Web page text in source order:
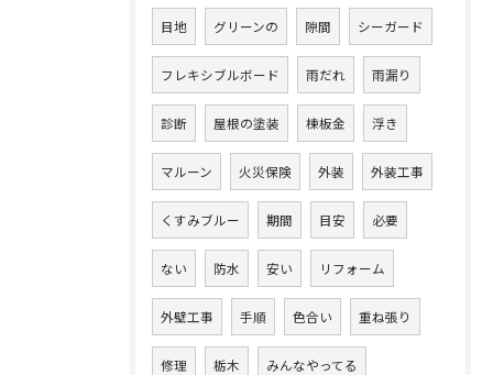
目地 グリーンの 隙間 シーガード
フレキシブルボード 雨だれ 雨漏り
診断 屋根の塗装 棟板金 浮き
マルーン 火災保険 外装 外装工事
くすみブルー 期間 目安 必要
ない 防水 安い リフォーム
外壁工事 手順 色合い 重ね張り
修理 栃木 みんなやってる